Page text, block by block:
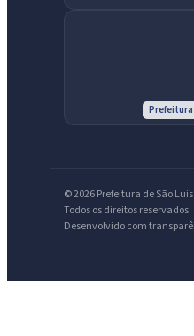
Prefeitura
© 2026 Prefeitura de São
Todos os direitos reservados
Desenvolvido com